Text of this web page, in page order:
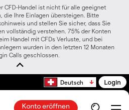
CFD-Handel ist nicht für alle geeignet
die Ihre Einlagen übersteigen. Bitte
und stellen Sie sicher, dass Sie
vollständig verstehen. 75% der Konten
Handel mit CFDs Verluste, und bei
wurden in den letzten 12 Monaten
Calls geschlossen.
Deutsch Login
Konto eröffnen